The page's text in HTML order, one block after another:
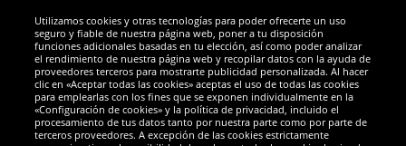
Socios y seguridad
Galardones
Utilizamos cookies y otras tecnologías para poder ofrecerte un uso
seguro y fiable de nuestra página web, poner a tu disposición
funciones adicionales basadas en tu elección, así como poder analizar
el rendimiento de nuestra página web y recopilar datos con la ayuda de
proveedores terceros para mostrarte publicidad personalizada. Al hacer
clic en «Aceptar todas las cookies» aceptas el uso de todas las cookies
para emplearlas con los fines que se exponen individualmente en la
«Configuración de cookies» y la política de privacidad, incluido el
procesamiento de tus datos tanto por nuestra parte como por parte de
terceros proveedores. A excepción de las cookies estrictamente